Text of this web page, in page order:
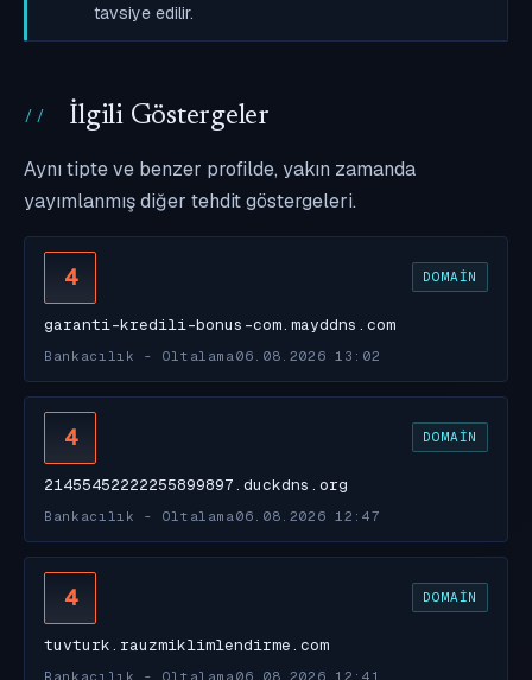
tavsiye edilir.
İlgili Göstergeler
Aynı tipte ve benzer profilde, yakın zamanda
yayımlanmış diğer tehdit göstergeleri.
4 DOMAIN
garanti-kredili-bonus-com.mayddns.com
Bankacılık - Oltalama 06.08.2026 13:02
4 DOMAIN
21455452222255899897.duckdns.org
Bankacılık - Oltalama 06.08.2026 12:47
4 DOMAIN
tuvturk.rauzmiklimlendirme.com
Bankacılık - Oltalama 06.08.2026 12:41